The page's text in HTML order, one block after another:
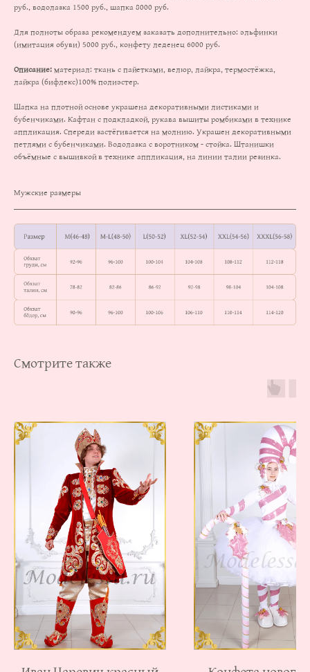
руб., водолазка 1500 руб., шапка 8000 руб.
Для полноты образа рекомендуем заказать дополнительно: эльфинки
(имитация обуви) 5000 руб., конфету леденец 6000 руб.
Описание: материал: ткань с пайетками, велюр, лайкра, термостёжка,
лайкра (бифлекс)100% полиэстер.
Шапка на плотной основе украшена декоративными листиками и
бубенчиками. Кафтан с подкладкой, рукава вышиты ромбиками в технике
аппликация. Спереди застёгивается на молнию. Украшен декоративными
петлями с бубенчиками. Водолазка с воротником - стойка. Штанишки
объёмные с вышивкой в технике аппликация, на линии талии резинка.
Мужские размеры
Смотрите также
Мы в соц.сетях:
Таблица размеров
Доставка и оплата
Обмен и возврат
Система скидок
Мы работаем:
Каталог
Sale
пн-пт: 8:00 — 17:00
Создание сайта: grg.web